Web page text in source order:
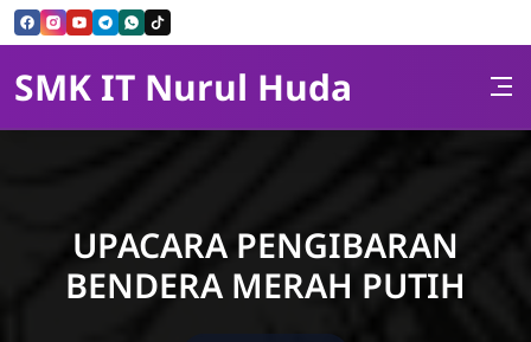
Skip to Content
SMK IT Nurul Huda
UPACARA PENGIBARAN
BENDERA MERAH PUTIH